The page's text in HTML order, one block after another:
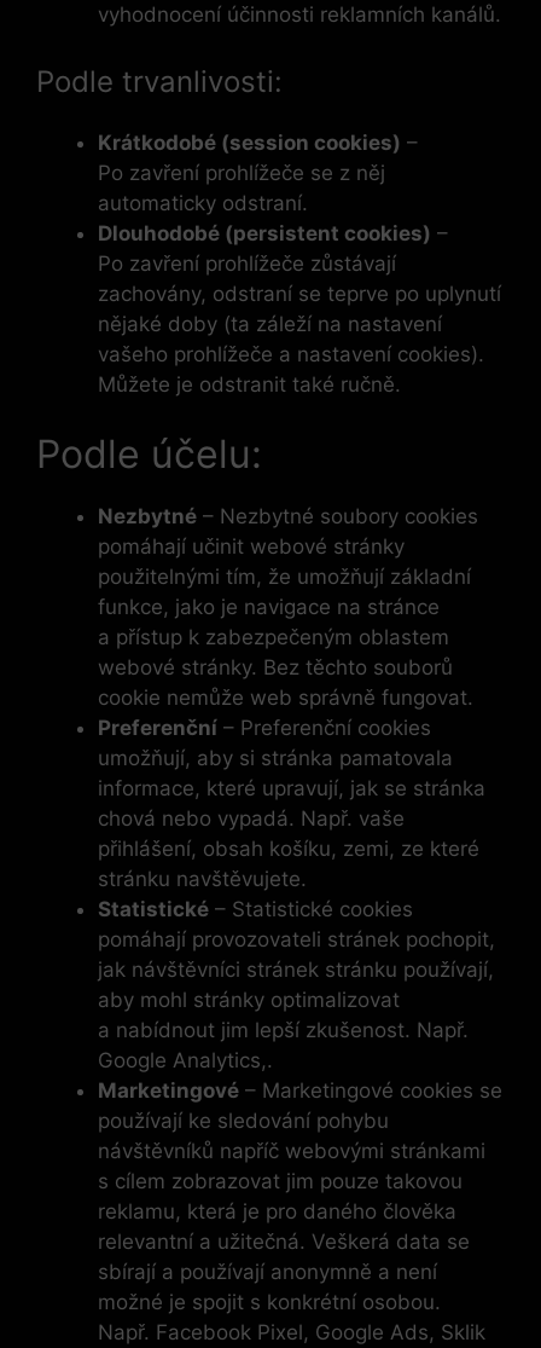
vyhodnocení účinnosti reklamních kanálů.
Podle trvanlivosti:
Krátkodobé (session cookies) –
Po zavření prohlížeče se z něj
automaticky odstraní.
Dlouhodobé (persistent cookies) –
Po zavření prohlížeče zůstávají
zachovány, odstraní se teprve po uplynutí
nějaké doby (ta záleží na nastavení
vašeho prohlížeče a nastavení cookies).
Můžete je odstranit také ručně.
Podle účelu:
Nezbytné – Nezbytné soubory cookies
pomáhají učinit webové stránky
použitelnými tím, že umožňují základní
funkce, jako je navigace na stránce
a přístup k zabezpečeným oblastem
webové stránky. Bez těchto souborů
cookie nemůže web správně fungovat.
Preferenční – Preferenční cookies
umožňují, aby si stránka pamatovala
informace, které upravují, jak se stránka
chová nebo vypadá. Např. vaše
přihlášení, obsah košíku, zemi, ze které
stránku navštěvujete.
Statistické – Statistické cookies
pomáhají provozovateli stránek pochopit,
jak návštěvníci stránek stránku používají,
aby mohl stránky optimalizovat
a nabídnout jim lepší zkušenost. Např.
Google Analytics,.
Marketingové – Marketingové cookies se
používají ke sledování pohybu
návštěvníků napříč webovými stránkami
s cílem zobrazovat jim pouze takovou
reklamu, která je pro daného člověka
relevantní a užitečná. Veškerá data se
sbírají a používají anonymně a není
možné je spojit s konkrétní osobou.
Např. Facebook Pixel, Google Ads, Sklik